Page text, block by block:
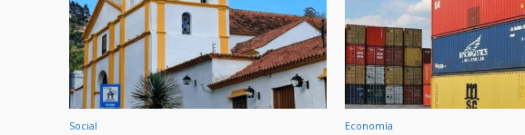
Social Economía